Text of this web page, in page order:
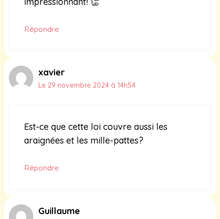
Répondre
xavier
Le 29 novembre 2024 à 14h54
Est-ce que cette loi couvre aussi les
araignées et les mille-pattes?
Répondre
Guillaume